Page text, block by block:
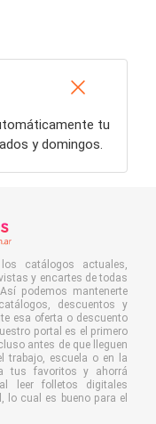
tu
y domingos.
catálogos actuales,
y encartes de todas
podemos mantenerte
descuentos y
esa oferta o descuento
portal es el primero
antes de que lleguen
trabajo, escuela o en la
tus favoritos y ahorrá
leer folletos digitales
lo cual es bueno para el